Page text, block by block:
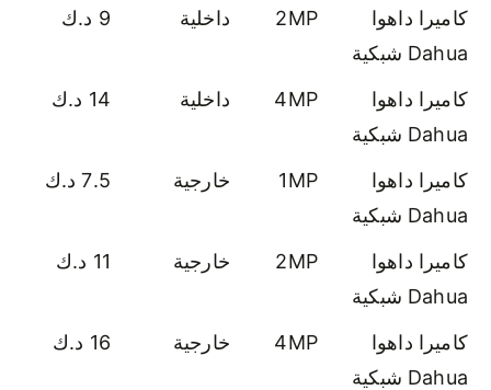
كاميرا داهوا
Dahua شبكية
2MP داخلية 9 د.ك
كاميرا داهوا
Dahua شبكية
4MP داخلية 14 د.ك
كاميرا داهوا
Dahua شبكية
1MP خارجية 7.5 د.ك
كاميرا داهوا
Dahua شبكية
2MP خارجية 11 د.ك
كاميرا داهوا
Dahua شبكية
4MP خارجية 16 د.ك